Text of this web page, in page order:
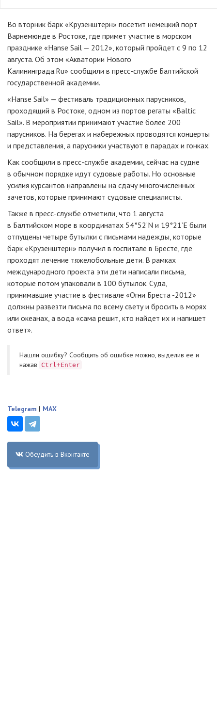
Во вторник барк «Крузенштерн» посетит немецкий порт
Варнемюнде в Ростоке, где примет участие в морском
празднике «Hanse Sail — 2012», который пройдет с 9 по 12
августа. Об этом «Акватории Нового
Калининграда.Ru» сообщили в пресс-службе Балтийской
государственной академии.
«Hanse Sail» — фестиваль традиционных парусников,
проходящий в Ростоке, одном из портов регаты «Baltic
Sail». В мероприятии принимают участие более 200
парусников. На берегах и набережных проводятся концерты
и представления, а парусники участвуют в парадах и гонках.
Как сообщили в пресс-службе академии, сейчас на судне
в обычном порядке идут судовые работы. Но основные
усилия курсантов направлены на сдачу многочисленных
зачетов, которые принимают судовые специалисты.
Также в пресс-службе отметили, что 1 августа
в Балтийском море в координатах 54°52’N и 19°21’Е были
отпущены четыре бутылки с письмами надежды, которые
барк «Крузенштерн» получил в госпитале в Бресте, где
проходят лечение тяжелобольные дети. В рамках
международного проекта эти дети написали письма,
которые потом упаковали в 100 бутылок. Суда,
принимавшие участие в фестивале «Огни Бреста -2012»
должны развезти письма по всему свету и бросить в морях
или океанах, а вода «сама решит, кто найдет их и напишет
ответ».
Нашли ошибку? Cообщить об ошибке можно, выделив ее и
нажав
Ctrl+Enter
Telegram | MAX
Обсудить в Вконтакте